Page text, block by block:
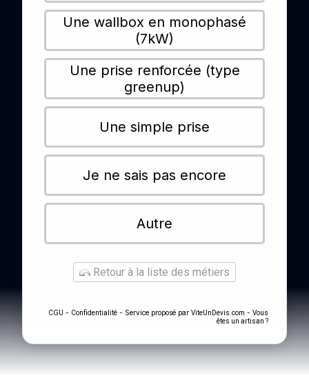
Une wallbox en monophasé
(7kW)
Une prise renforcée (type
greenup)
Une simple prise
Je ne sais pas encore
Autre
Retour à la liste des métiers
CGU - Confidentialité - Service proposé par ViteUnDevis.com - Vous
êtes un artisan ?